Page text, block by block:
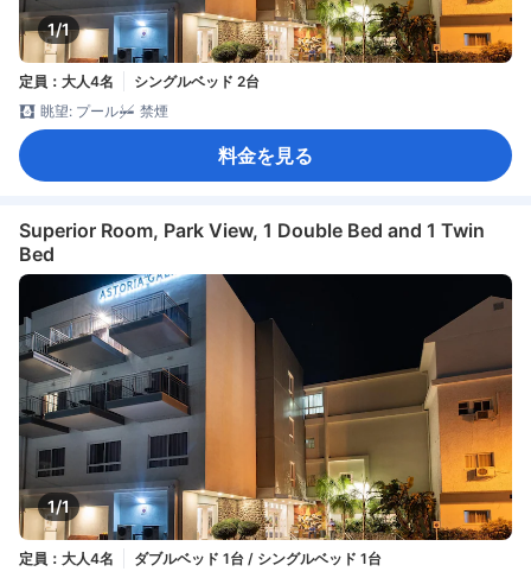
1/1
定員：大人4名
シングルベッド 2台
眺望: プール
禁煙
料金を見る
Superior Room, Park View, 1 Double Bed and 1 Twin
Bed
1/1
定員：大人4名
ダブルベッド 1台 / シングルベッド 1台